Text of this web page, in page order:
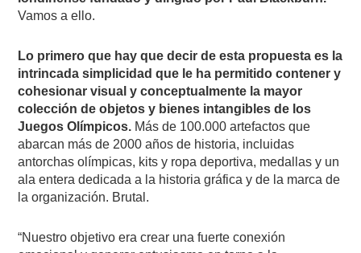
Vamos a ello.
Lo primero que hay que decir de esta propuesta es la
intrincada simplicidad que le ha permitido contener y
cohesionar visual y conceptualmente la mayor
colección de objetos y bienes intangibles de los
Juegos Olímpicos. Más de 100.000 artefactos que
abarcan más de 2000 años de historia, incluidas
antorchas olímpicas, kits y ropa deportiva, medallas y un
ala entera dedicada a la historia gráfica y de la marca de
la organización. Brutal.
“Nuestro objetivo era crear una fuerte conexión